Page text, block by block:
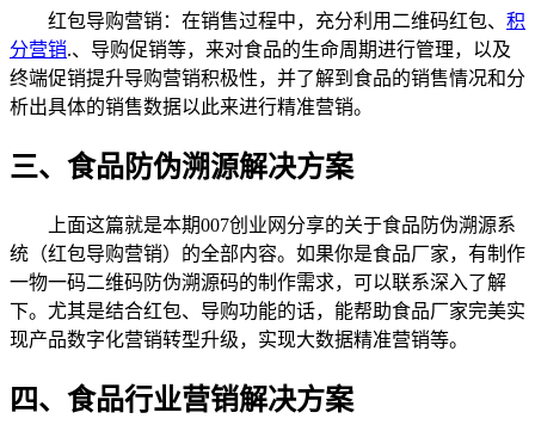
红包导购营销：在销售过程中，充分利用二维码红包、 积
分营销.、导购促销等，来对食品的生命周期进行管理，以及
终端促销提升导购营销积极性，并了解到食品的销售情况和分
析出具体的销售数据以此来进行精准营销。
三、食品防伪溯源解决方案
上面这篇就是本期007创业网分享的关于食品防伪溯源系
统（红包导购营销）的全部内容。如果你是食品厂家，有制作
一物一码二维码防伪溯源码的制作需求，可以联系深入了解
下。尤其是结合红包、导购功能的话，能帮助食品厂家完美实
现产品数字化营销转型升级，实现大数据精准营销等。
四、食品行业营销解决方案